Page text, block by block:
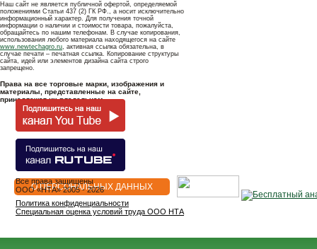
Наш сайт не является публичной офертой, определяемой
положениями Статьи 437 (2) ГК РФ., а носит исключительно
информационный характер. Для получения точной
информации о наличии и стоимости товара, пожалуйста,
обращайтесь по нашим телефонам. В случае копирования,
использования любого материала находящегося на сайте
www.newtechagro.ru, активная ссылка обязательна, в
случае печати – печатная ссылка. Копирование структуры
сайта, идей или элементов дизайна сайта строго
запрещено.
Права на все торговые марки, изображения и
материалы, представленные на сайте,
принадлежат их владельцам.
О ПЕРСОНАЛЬНЫХ ДАННЫХ
Все права защищены
OOO «НТА» 2005 - 2026
Политика конфиденциальности
Специальная оценка условий труда ООО НТА